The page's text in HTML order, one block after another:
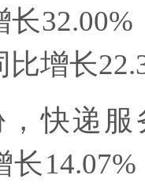
长32.00%
比增长
，快递
长14.07%